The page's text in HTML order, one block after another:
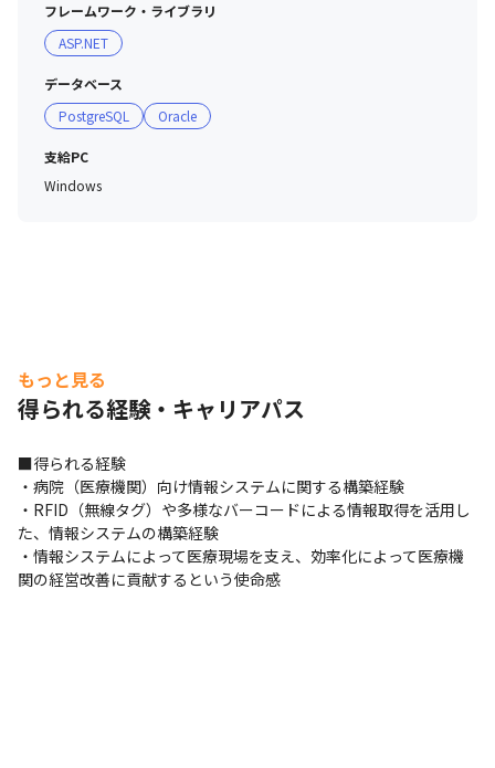
フレームワーク・ライブラリ
ASP.NET
データベース
PostgreSQL
Oracle
支給PC
Windows
もっと見る
得られる経験・キャリアパス
■得られる経験
・病院（医療機関）向け情報システムに関する構築経験
・RFID（無線タグ）や多様なバーコードによる情報取得を活用し
た、情報システムの構築経験
・情報システムによって医療現場を支え、効率化によって医療機
関の経営改善に貢献するという使命感